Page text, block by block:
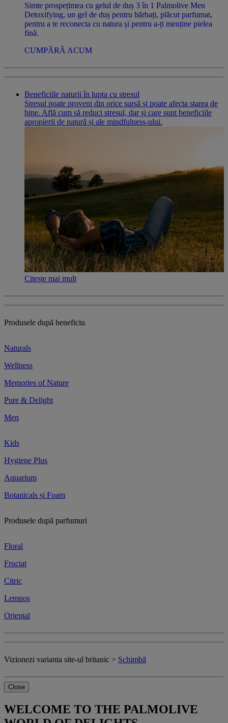
Simte prospețimea cu gelul de duș 3 în 1 Palmolive Men
Detoxifying, un gel de duș pentru bărbați, plăcut parfumat,
pentru a te reconecta cu natura și pentru a-ți menține pielea
fină.
CUMPĂRĂ ACUM
Beneficiile naturii în lupta cu stresul
Stresul poate proveni din orice sursă și poate afecta starea de
bine. Află cum să reduci stresul, dar și care sunt beneficiile
apropierii de natură și ale mindfulness-ului.
Citește mai mult
Produsele după beneficiu
Naturals
Wellness
Memories of Nature
Pure & Delight
Men
Kids
Hygiene Plus
Aquarium
Botanicals și Foam
Produsele după parfumuri
Floral
Fructat
Citric
Lemnos
Oriental
Vizionezi varianta site-ul britanic > Schimbă
Close
WELCOME TO THE PALMOLIVE